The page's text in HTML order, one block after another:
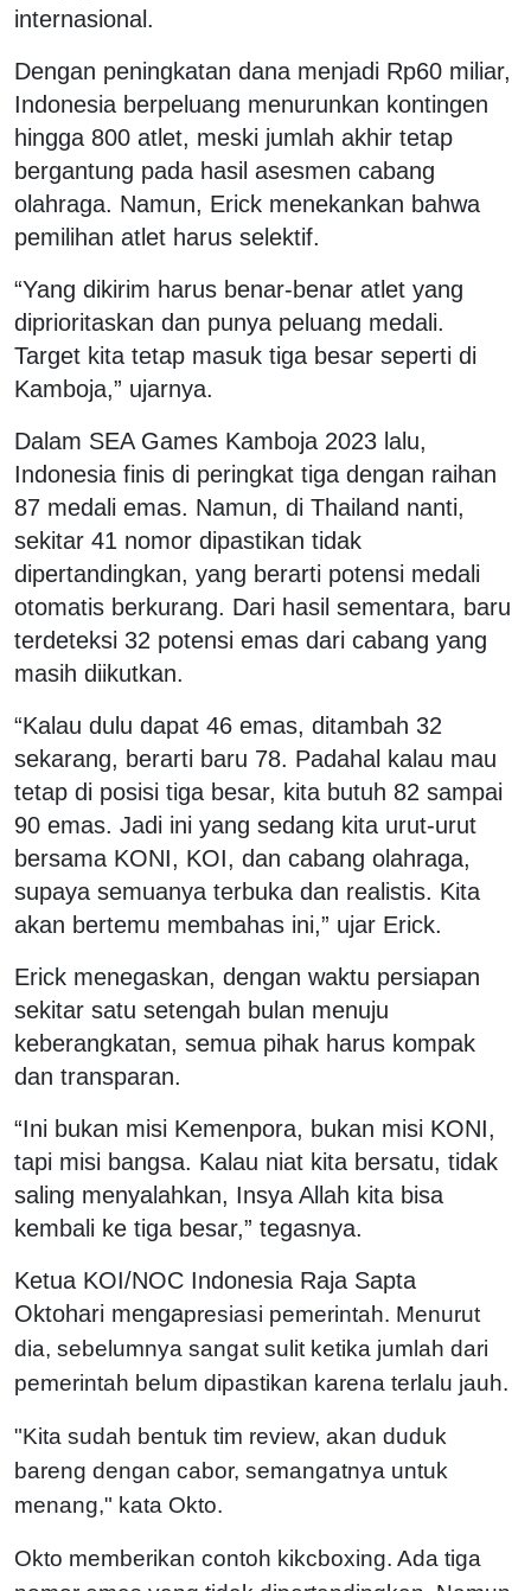
internasional.
Dengan peningkatan dana menjadi Rp60 miliar,
Indonesia berpeluang menurunkan kontingen
hingga 800 atlet, meski jumlah akhir tetap
bergantung pada hasil asesmen cabang
olahraga. Namun, Erick menekankan bahwa
pemilihan atlet harus selektif.
“Yang dikirim harus benar-benar atlet yang
diprioritaskan dan punya peluang medali.
Target kita tetap masuk tiga besar seperti di
Kamboja,” ujarnya.
Dalam SEA Games Kamboja 2023 lalu,
Indonesia finis di peringkat tiga dengan raihan
87 medali emas. Namun, di Thailand nanti,
sekitar 41 nomor dipastikan tidak
dipertandingkan, yang berarti potensi medali
otomatis berkurang. Dari hasil sementara, baru
terdeteksi 32 potensi emas dari cabang yang
masih diikutkan.
“Kalau dulu dapat 46 emas, ditambah 32
sekarang, berarti baru 78. Padahal kalau mau
tetap di posisi tiga besar, kita butuh 82 sampai
90 emas. Jadi ini yang sedang kita urut-urut
bersama KONI, KOI, dan cabang olahraga,
supaya semuanya terbuka dan realistis. Kita
akan bertemu membahas ini,” ujar Erick.
Erick menegaskan, dengan waktu persiapan
sekitar satu setengah bulan menuju
keberangkatan, semua pihak harus kompak
dan transparan.
“Ini bukan misi Kemenpora, bukan misi KONI,
tapi misi bangsa. Kalau niat kita bersatu, tidak
saling menyalahkan, Insya Allah kita bisa
kembali ke tiga besar,” tegasnya.
Ketua KOI/NOC Indonesia Raja Sapta
Oktohari mengapresiasi pemerintah. Menurut
dia, sebelumnya sangat sulit ketika jumlah dari
pemerintah belum dipastikan karena terlalu jauh.
"Kita sudah bentuk tim review, akan duduk
bareng dengan cabor, semangatnya untuk
menang," kata Okto.
Okto memberikan contoh kikcboxing. Ada tiga